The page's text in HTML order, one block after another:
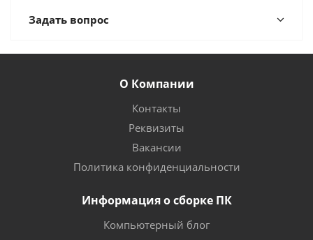
Задать вопрос
О Компании
Контакты
Реквизиты
Вакансии
Политика конфиденциальности
Информация о сборке ПК
Компьютерный блог